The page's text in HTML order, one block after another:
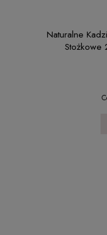
Naturalne
Stożkowe